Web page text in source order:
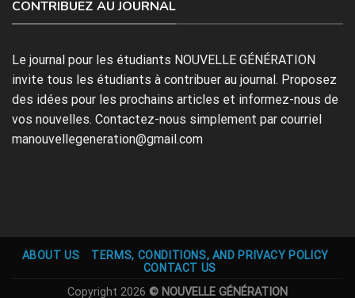
CONTRIBUEZ AU JOURNAL
Le journal pour les étudiants NOUVELLE GÉNÉRATION
invite tous les étudiants à contribuer au journal. Proposez
des idées pour les prochains articles et informez-nous de
vos nouvelles. Contactez-nous simplement par courriel
manouvellegeneration@gmail.com
ABOUT US
TERMS, CONDITIONS, AND PRIVACY POLICY
CONTACT US
Copyright 2026 © NOUVELLE GÉNÉRATION